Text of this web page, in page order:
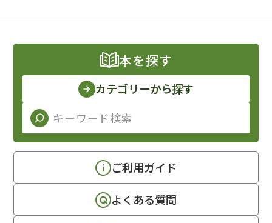
本を探す
カテゴリーから探す
ご利用ガイド
よくある質問